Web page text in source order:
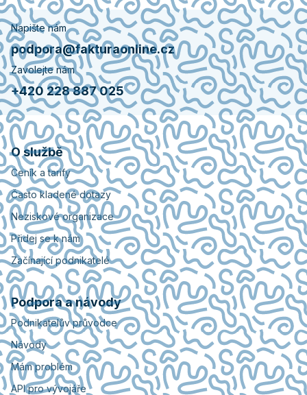
Napište nám
podpora@fakturaonline.cz
Zavolejte nám
+420 228 887 025
O službě
Ceník a tarify
Často kladené dotazy
Neziskové organizace
Přidej se k nám
Začínající podnikatelé
Podpora a návody
Podnikatelův průvodce
Návody
Mám problém
API pro vývojáře